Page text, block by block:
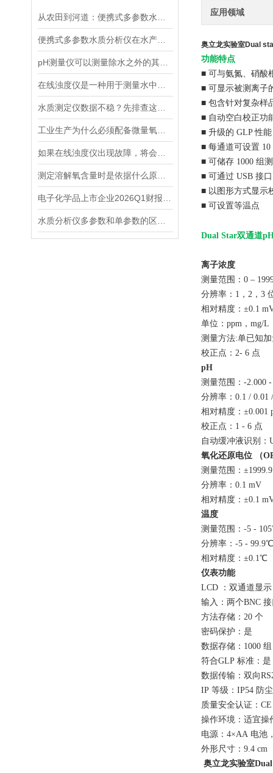
应用领域
奥立龙实验室Dual
功能特点
■ 可与氨氮、硝酸
■ 可显示被测离子
■ 包含针对复杂样
■ 自动空白校正功
■ 升级的 GLP 性
■ 每通道可设置
■ 可储存 1000 组
■ 可通过 USB 接
■ 以图形方式显示
■ 可设置等温点
Dual Star双通道
离子浓度
测量范围：0 –
分辨率：1，2，3
相对精度：±0.1
单位：ppm，mg/L
测量方法:单已知
校正点：2- 6 点
pH
测量范围：-2.000 -
分辨率：0.1 / 0.01
相对精度：±0.001
校正点：1 - 6 点
自动缓冲液识别：
氧化还原电位 （
测量范围：
分辨率：0.1 mV
相对精度：±0.1
温度
测量范围：-5 -
分辨率：-5 -
相对精度：±0.1℃
仪表功能
LCD ：双通道显示
输入：两个BNC
方法存储：20 个
密码保护：是
数据存储：1000 组
符合GLP 标准：是
数据传输：双向
IP 等级：IP54 防
质量安全认证：
操作环境：适宜操
电源：4×AA 电池
外形尺寸：9.4 cm
奥立龙实验室